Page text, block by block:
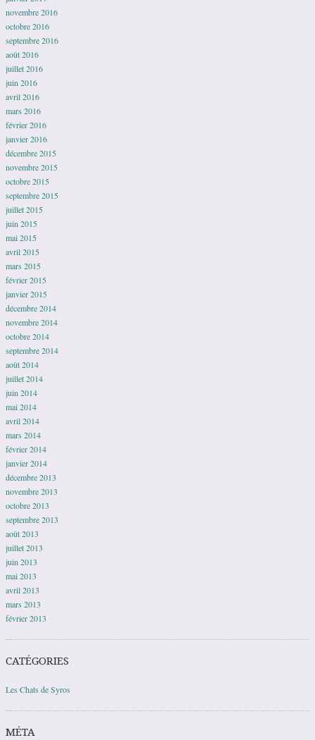
novembre 2016
octobre 2016
septembre 2016
août 2016
juillet 2016
juin 2016
avril 2016
mars 2016
février 2016
janvier 2016
décembre 2015
novembre 2015
octobre 2015
septembre 2015
juillet 2015
juin 2015
mai 2015
avril 2015
mars 2015
février 2015
janvier 2015
décembre 2014
novembre 2014
octobre 2014
septembre 2014
août 2014
juillet 2014
juin 2014
mai 2014
avril 2014
mars 2014
février 2014
janvier 2014
décembre 2013
novembre 2013
octobre 2013
septembre 2013
août 2013
juillet 2013
juin 2013
mai 2013
avril 2013
mars 2013
février 2013
CATÉGORIES
Les Chats de Syros
MÉTA